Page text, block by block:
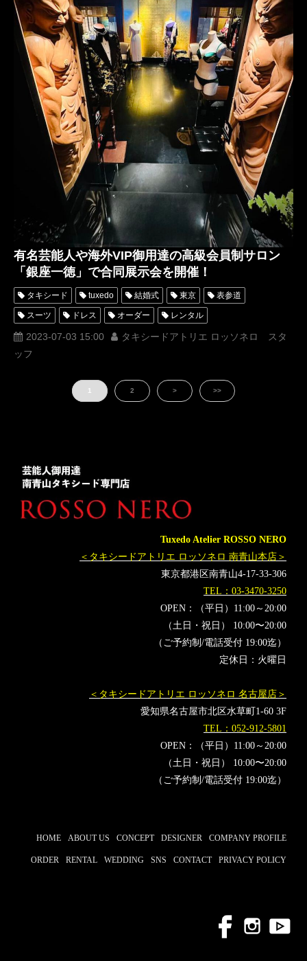
Nbijoux エヌビジュー 和ランジェリー
RAVISSANTSEEMORE 季縁 京都西陣織
WomensTuxedo
有名芸能人や海外VIP御用達の高級会員制サロン
「銀座一徳」で合同展示会を開催！
タキシード tuxedo 結婚式 東京 表参道
スーツ ドレス オーダー レンタル
オーダータキシード レンタルタキシード ロッソネロ
人気
オーダータキシード東京 オーダータキシード名古屋
タキシードレンタル東京
Nbijoux エヌビジュー 和ランジェリー
高級会員制サロン
2023-07-03 15:00
タキシードアトリエ ロッソネロ スタ
ッフ
1 2 > >>
Tuxedo Atelier ROSSO NERO
＜タキシードアトリエ ロッソネロ 南青山本店＞
東京都港区南青山4-17-33-306
TEL：03-3470-3250
OPEN：（平日）11:00～20:00
（土日・祝日） 10:00〜20:00
（ご予約制/電話受付 19:00迄）
定休日：火曜日
＜タキシードアトリエ ロッソネロ 名古屋店＞
愛知県名古屋市北区水草町1-60 3F
TEL：052-912-5801
OPEN：（平日）11:00～20:00
（土日・祝日） 10:00〜20:00
（ご予約制/電話受付 19:00迄）
HOME ABOUT US CONCEPT DESIGNER COMPANY PROFILE
ORDER RENTAL WEDDING SNS CONTACT PRIVACY POLICY